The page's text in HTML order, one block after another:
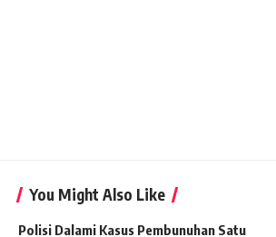
You Might Also Like
Polisi Dalami Kasus Pembunuhan Satu